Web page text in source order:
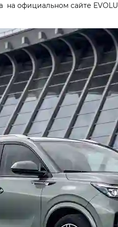
официальном сайте